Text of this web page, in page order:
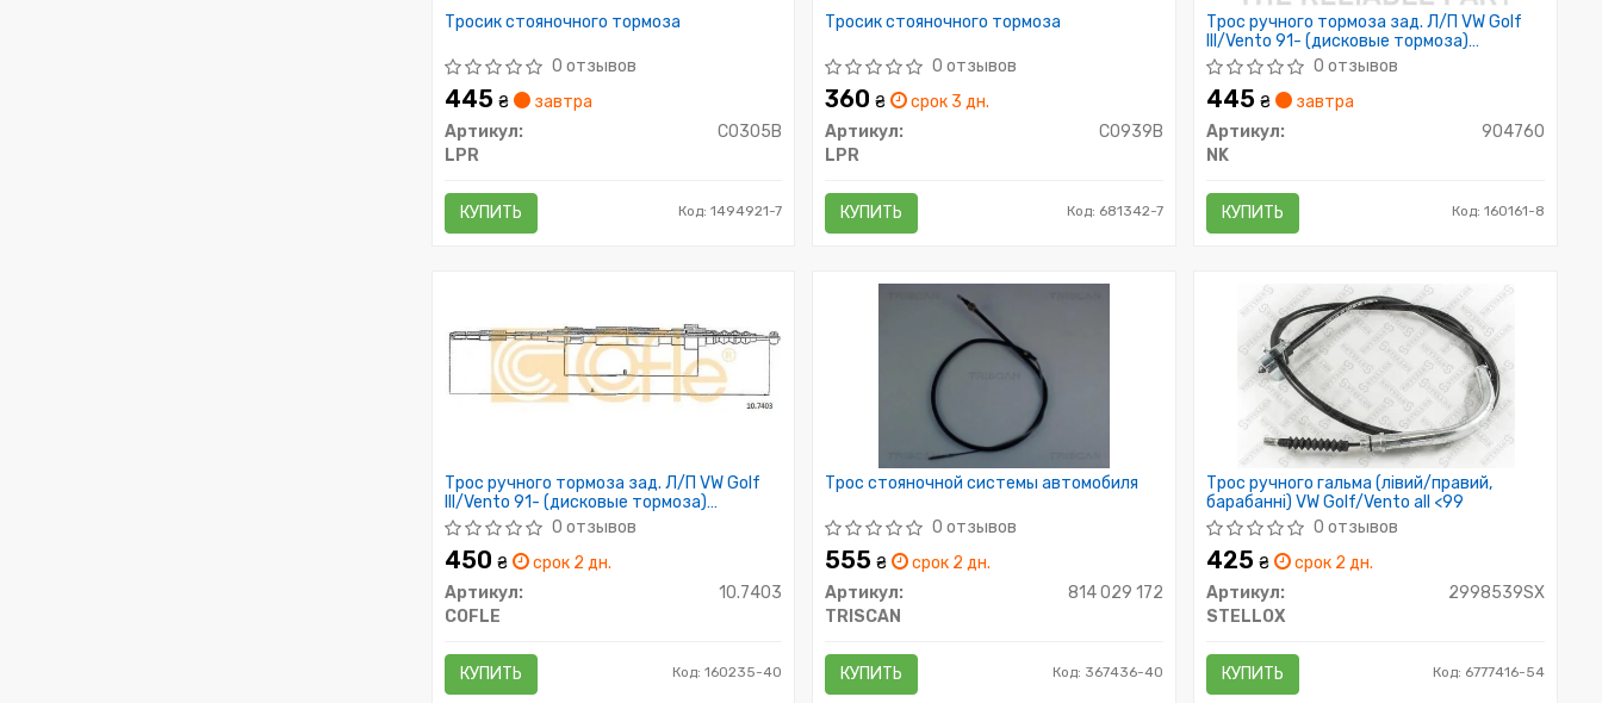
Тросик стояночного тормоза
0 отзывов
445 ₴
завтра
Артикул:
C0305B
LPR
КУПИТЬ Код: 1494921-7
Тросик стояночного тормоза
0 отзывов
360₴
срок 3 дн.
Артикул:
C0939B
LPR
КУПИТЬ Код: 681342-7
Трос ручного тормоза зад. Л/П VW Golf
III/Vento 91- (дисковые тормоза)
1613/1100
0 отзывов
445₴
завтра
Артикул:
904760
NK
КУПИТЬ Код: 160161-8
Трос ручного тормоза зад. Л/П VW Golf
III/Vento 91- (дисковые тормоза)
1613/1100
0 отзывов
450 ₴
срок 2 дн.
Артикул:
10.7403
COFLE
КУПИТЬ Код: 160235-40
Трос стояночной системы автомобиля
0 отзывов
555₴
срок 2 дн.
Артикул:
814 029 172
TRISCAN
КУПИТЬ Код: 367436-40
Трос ручного гальма (лівий/правий,
барабанні) VW Golf/Vento all <99
0 отзывов
425₴
срок 2 дн.
Артикул:
2998539SX
STELLOX
КУПИТЬ Код: 6777416-54